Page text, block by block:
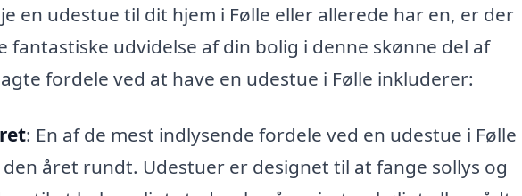
en udestue til dit hjem i Følle eller allerede har en, er der
fantastiske udvidelse af din bolig i denne skønne del af
fordele ved at have en udestue i Følle inkluderer:
: En af de mest indlysende fordele ved en udestue i Følle
året rundt. Udestuer er designet til at fange sollys og